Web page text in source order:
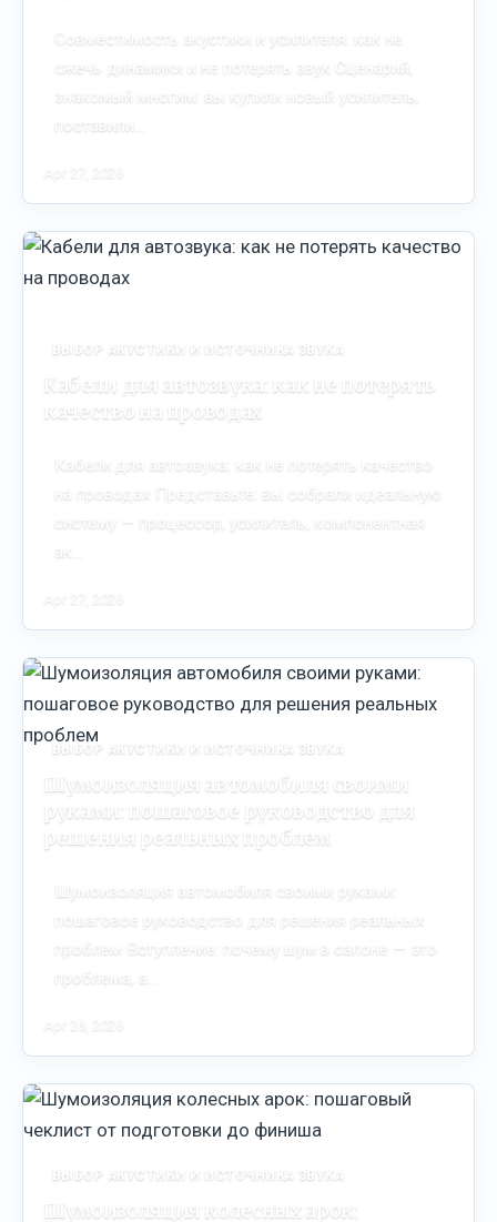
Совместимость акустики и усилителя: как не
сжечь динамики и не потерять звук Сценарий,
знакомый многим: вы купили новый усилитель,
поставили…
Apr 27, 2026
ВЫБОР АКУСТИКИ И ИСТОЧНИКА ЗВУКА
Кабели для автозвука: как не потерять
качество на проводах
Кабели для автозвука: как не потерять качество
на проводах Представьте: вы собрали идеальную
систему — процессор, усилитель, компонентная
ак…
Apr 27, 2026
ВЫБОР АКУСТИКИ И ИСТОЧНИКА ЗВУКА
Шумоизоляция автомобиля своими
руками: пошаговое руководство для
решения реальных проблем
Шумоизоляция автомобиля своими руками:
пошаговое руководство для решения реальных
проблем Вступление: почему шум в салоне — это
проблема, а…
Apr 26, 2026
ВЫБОР АКУСТИКИ И ИСТОЧНИКА ЗВУКА
Шумоизоляция колесных арок: